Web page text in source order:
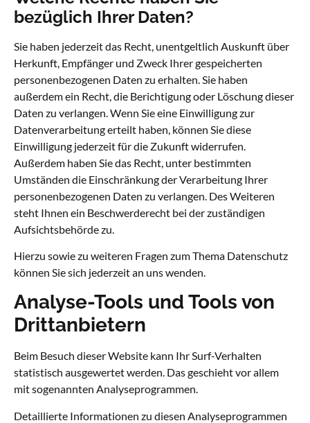
bezüglich Ihrer Daten?
Sie haben jederzeit das Recht, unentgeltlich Auskunft über
Herkunft, Empfänger und Zweck Ihrer gespeicherten
personenbezogenen Daten zu erhalten. Sie haben
außerdem ein Recht, die Berichtigung oder Löschung dieser
Daten zu verlangen. Wenn Sie eine Einwilligung zur
Datenverarbeitung erteilt haben, können Sie diese
Einwilligung jederzeit für die Zukunft widerrufen.
Außerdem haben Sie das Recht, unter bestimmten
Umständen die Einschränkung der Verarbeitung Ihrer
personenbezogenen Daten zu verlangen. Des Weiteren
steht Ihnen ein Beschwerderecht bei der zuständigen
Aufsichtsbehörde zu.
Hierzu sowie zu weiteren Fragen zum Thema Datenschutz
können Sie sich jederzeit an uns wenden.
Analyse-Tools und Tools von
Dritt­anbietern
Beim Besuch dieser Website kann Ihr Surf-Verhalten
statistisch ausgewertet werden. Das geschieht vor allem
mit sogenannten Analyseprogrammen.
Detaillierte Informationen zu diesen Analyseprogrammen